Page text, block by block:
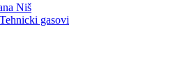
Niš
Tehnicki gasovi